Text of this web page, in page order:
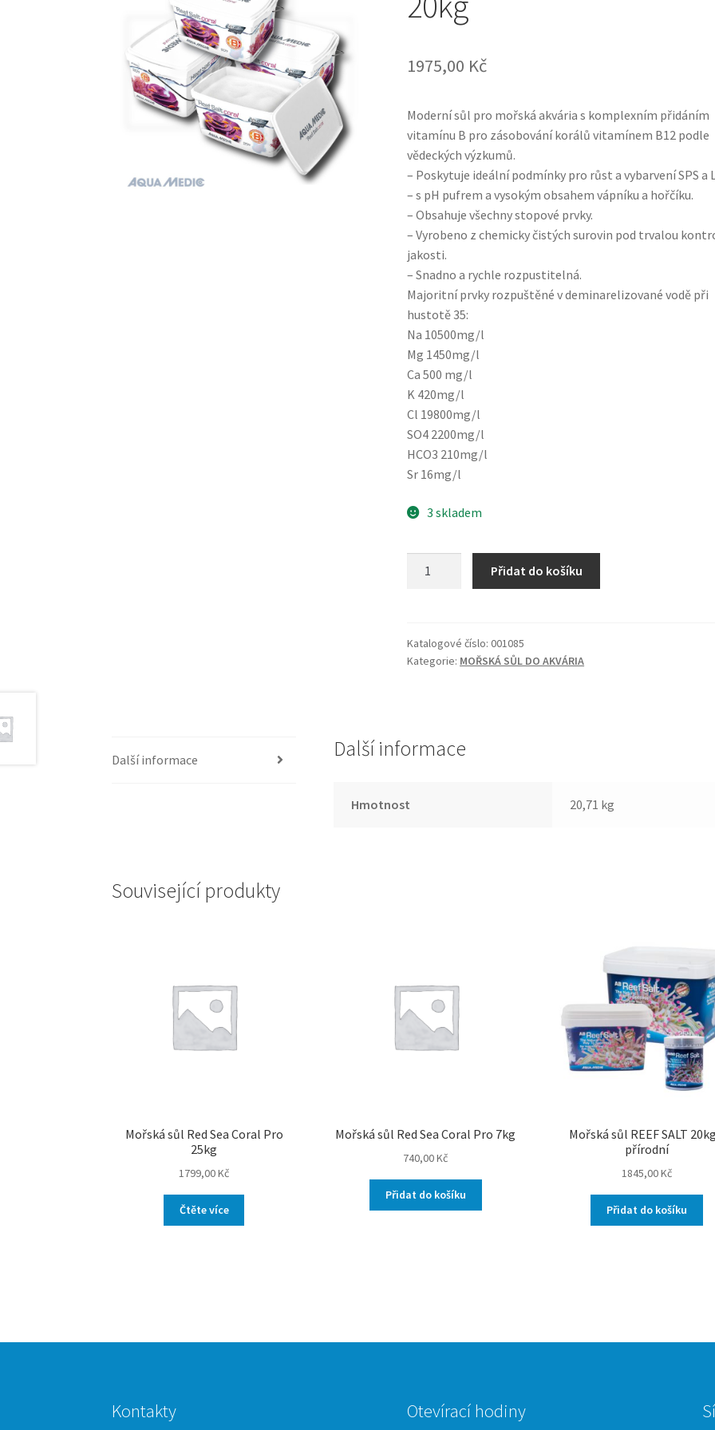
1975,00 Kč
Moderní sůl pro mořská akvária s komplexním přidáním
vitamínu B pro zásobování korálů vitamínem B12 podle
vědeckých výzkumů.
– Poskytuje ideální podmínky pro růst a vybarvení SPS a
– s pH pufrem a vysokým obsahem vápníku a hořčíku.
– Obsahuje všechny stopové prvky.
– Vyrobeno z chemicky čistých surovin pod trvalou
jakosti.
– Snadno a rychle rozpustitelná.
Majoritní prvky rozpuštěné v deminarelizované vodě při
hustotě 35:
Na 10500mg/l
Mg 1450mg/l
Ca 500 mg/l
K 420mg/l
Cl 19800mg/l
SO4 2200mg/l
HCO3 210mg/l
Sr 16mg/l
3 skladem
Coral
20kg
Přidat do košíku
Katalogové číslo:001085
Kategorie: MOŘSKÁ SŮL DO AKVÁRIA
Další informace Další informace
Hmotnost 20,71 kg
Související produkty
Mořská sůl Red Sea Coral Pro
25kg
1799,00Kč
Čtěte více
Mořská sůl Red Sea Coral Pro 7kg
740,00Kč
Přidat do košíku
Mořská sůl REEF SALT
přírodní
1845,00Kč
Přidat do košíku
Kontakty Otevírací hodiny